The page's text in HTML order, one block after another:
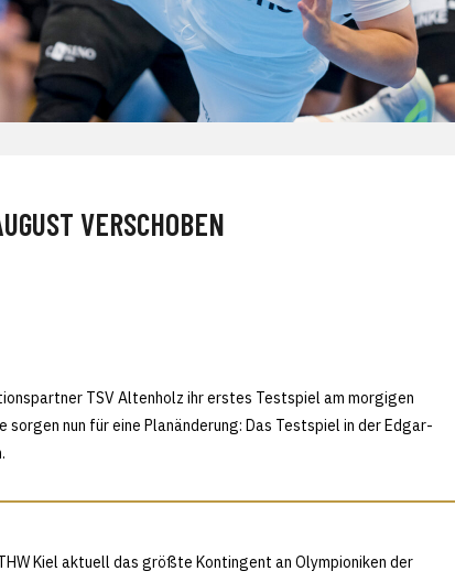
VERSCHOBEN
TSV Altenholz ihr erstes Testspiel am morgigen
nun für eine Planänderung: Das Testspiel in der Edgar-
Kiel aktuell das größte Kontingent an Olympioniken der